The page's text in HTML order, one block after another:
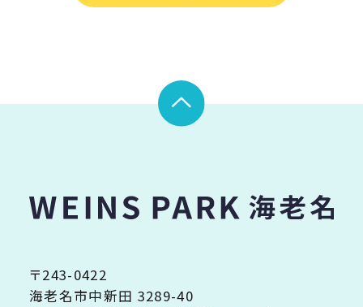
〒243-0422
海老名市中新田 3289-40